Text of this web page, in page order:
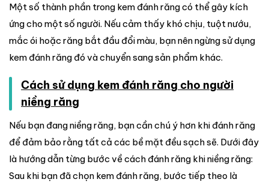
Một số thành phần trong kem đánh răng có thể gây kích
ứng cho một số người. Nếu cảm thấy khó chịu, tuột nướu,
mắc ói hoặc răng bắt đầu đổi màu, bạn nên ngừng sử dụng
kem đánh răng đó và chuyển sang sản phẩm khác.
Cách sử dụng kem đánh răng cho người
niềng răng
Nếu bạn đang niềng răng, bạn cần chú ý hơn khi đánh răng
để đảm bảo rằng tất cả các bề mặt đều sạch sẽ. Dưới đây
là hướng dẫn từng bước về cách đánh răng khi niềng răng:
Sau khi bạn đã chọn kem đánh răng, bước tiếp theo là